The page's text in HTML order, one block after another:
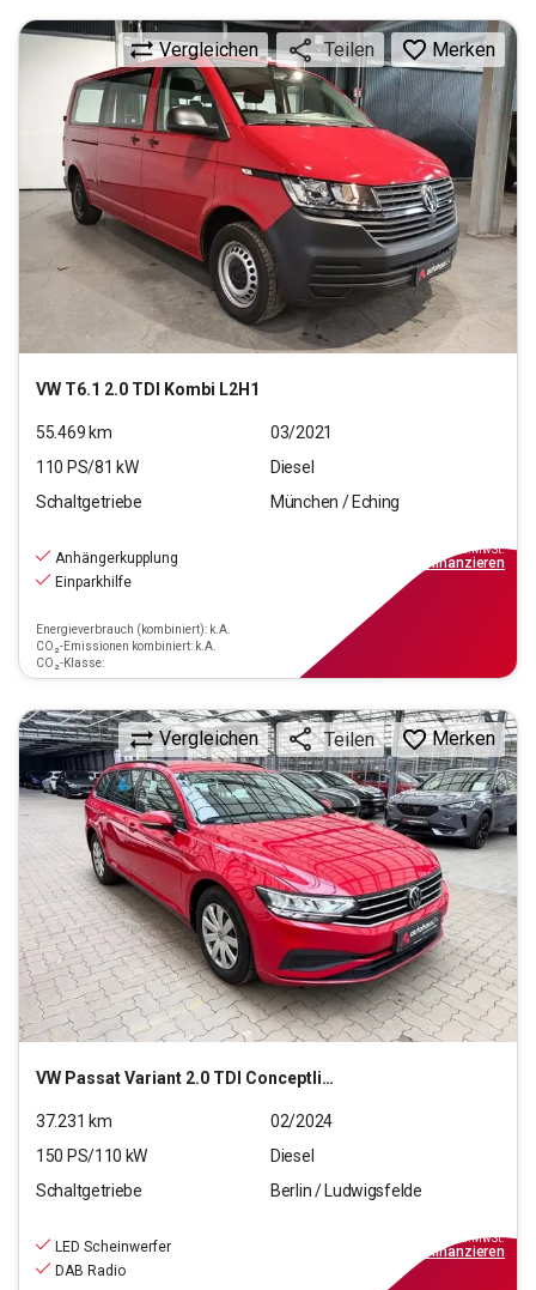
VW T6.1 2.0 TDI Kombi L2H1
Vergleichen Teilen Merken
55.469 km
03/2021
110 PS/81 kW
Diesel
Schaltgetriebe
München / Eching
Anhängerkupplung
Einparkhilfe
Energieverbrauch (kombiniert): k.A.
CO₂-Emissionen kombiniert: k.A.
CO₂-Klasse:
inkl.MwSt.
finanzieren
VW Passat Variant 2.0 TDI Conceptline (EURO 6d)
Vergleichen Teilen Merken
37.231 km
02/2024
150 PS/110 kW
Diesel
Schaltgetriebe
Berlin / Ludwigsfelde
LED Scheinwerfer
DAB Radio
inkl.MwSt.
finanzieren